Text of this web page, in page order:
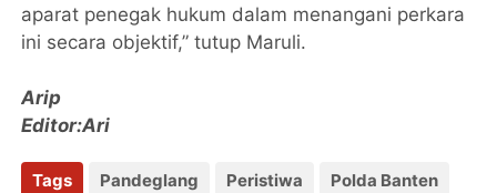
aparat penegak hukum dalam menangani perkara
ini secara objektif,” tutup Maruli.
Arip
Editor:Ari
Tags Pandeglang Peristiwa Polda Banten